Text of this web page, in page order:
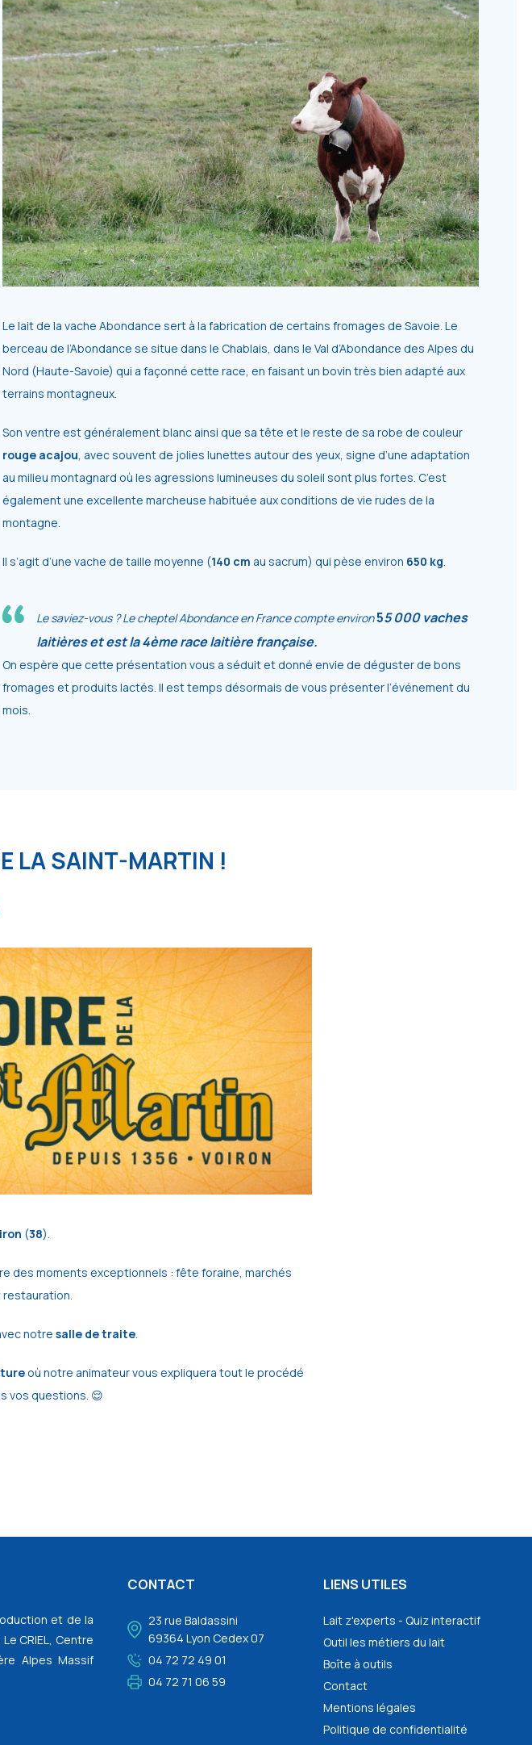
Le lait de la vache Abondance sert à la fabrication de certains fromages de Savoie. Le
berceau de l’Abondance se situe dans le Chablais, dans le Val d’Abondance des Alpes du
Nord (Haute-Savoie) qui a façonné cette race, en faisantun bovin très bien adapté aux
terrains montagneux.
Son ventre est généralement blanc ainsi que sa tête et le reste de sa robe de couleur
rouge acajou, avec souvent de jolies lunettes autour des yeux, signe d’une adaptation
au milieu montagnard où les agressions lumineuses du soleil sont plus fortes. C’est
égalementune excellente marcheuse habituée auxconditions de vie rudes de la
montagne.
Il s’agit d’une vache de taille moyenne (140 cm au sacrum) qui pèse environ 650 kg.
Le saviez-vous ?Le cheptelAbondance en France compte environ55 000 vaches
laitières et est la 4ème race laitière française.
On espère que cette présentation vous a séduit et donné envie de déguster de bons
fromages et produits lactés. Il est temps désormais de vous présenter l’événement du
mois.
LA SAINT-MARTIN !
(38).
des moments exceptionnels : fête foraine, marchés
notresalle de traite
où notre animateur vous expliquera tout le procédé
vos questions. 😌
et de la
CRIEL, Centre
Alpes Massif
CONTACT
23 rue Baldassini
69364 Lyon Cedex 07
04 72 72 49 01
04 72 71 06 59
LIENS UTILES
Lait z'experts - Quiz interactif
Outil les métiers du lait
Boîte à outils
Contact
Mentions légales
Politique de confidentialité